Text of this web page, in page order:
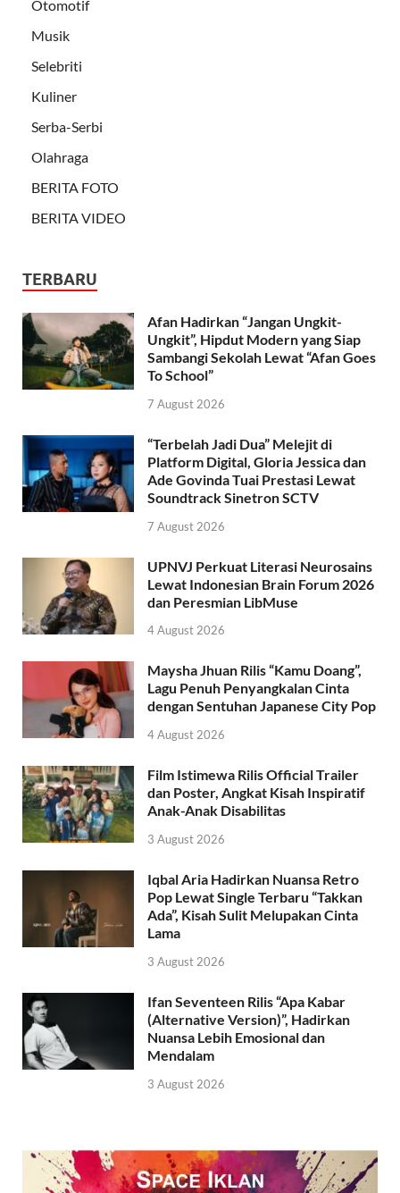
Otomotif
Musik
Selebriti
Kuliner
Serba-Serbi
Olahraga
BERITA FOTO
BERITA VIDEO
TERBARU
Afan Hadirkan “Jangan Ungkit-
Ungkit”, Hipdut Modern yang Siap
Sambangi Sekolah Lewat “Afan Goes
To School”
7 August 2026
“Terbelah Jadi Dua” Melejit di
Platform Digital, Gloria Jessica dan
Ade Govinda Tuai Prestasi Lewat
Soundtrack Sinetron SCTV
7 August 2026
UPNVJ Perkuat Literasi Neurosains
Lewat Indonesian Brain Forum 2026
dan Peresmian LibMuse
4 August 2026
Maysha Jhuan Rilis “Kamu Doang”,
Lagu Penuh Penyangkalan Cinta
dengan Sentuhan Japanese City Pop
4 August 2026
Film Istimewa Rilis Official Trailer
dan Poster, Angkat Kisah Inspiratif
Anak-Anak Disabilitas
3 August 2026
Iqbal Aria Hadirkan Nuansa Retro
Pop Lewat Single Terbaru “Takkan
Ada”, Kisah Sulit Melupakan Cinta
Lama
3 August 2026
Ifan Seventeen Rilis “Apa Kabar
(Alternative Version)”, Hadirkan
Nuansa Lebih Emosional dan
Mendalam
3 August 2026